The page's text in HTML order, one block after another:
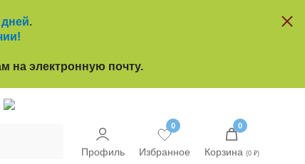
.
на электронную почту.
Профиль
0
Избранное
0
Корзина (0 ₽)